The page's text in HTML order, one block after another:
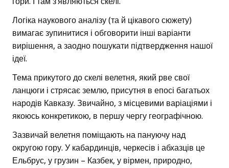
Логіка наукового аналізу (та й цікавого сюжету)
вимагає зупинитися і обговорити інші варіанти
вирішення, а заодно пошукати підтвердження нашої
ідеї.
Тема прикутого до скелі велетня, який рве свої
ланцюги і стрясає землю, присутня в епосі багатьох
народів Кавказу. Звичайно, з місцевими варіаціями і
якоюсь конкретикою, в першу чергу географічною.
Зазвичай велетня поміщають на пануючу над
округою гору. У кабардинців, черкесів і абхазців це
Ельбрус, у грузин – Казбек, у вірмен, природно,